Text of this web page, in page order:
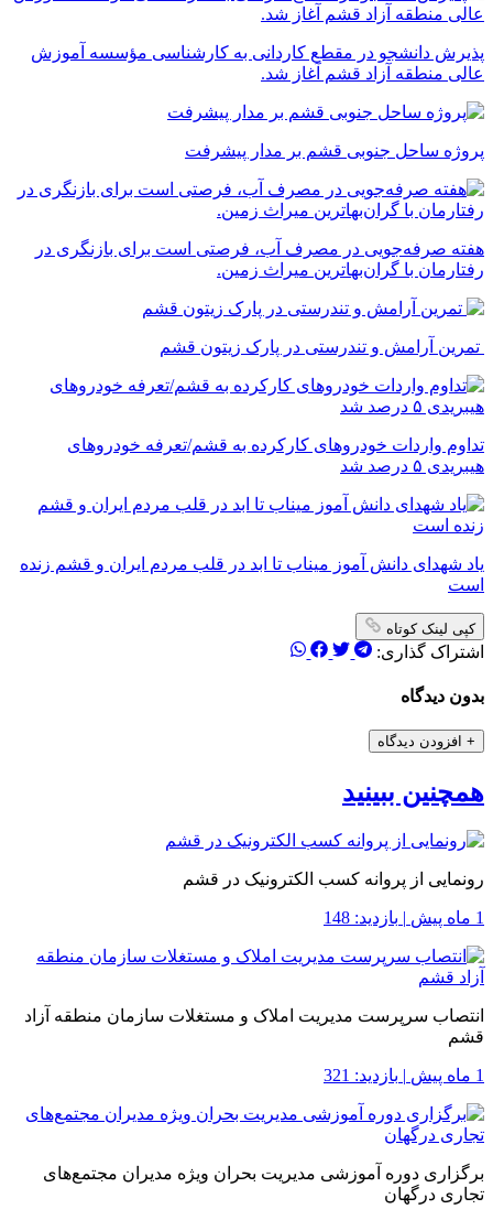
پذیرش دانشجو در مقطع کاردانی به کارشناسی مؤسسه آموزش
عالی منطقه آزاد قشم آغاز شد.
پروژه ساحل جنوبی قشم بر مدار پیشرفت
‌هفته صرفه‌جویی در مصرف آب، فرصتی است برای بازنگری در
رفتارمان با گران‌بهاترین میراث زمین.
تمرین آرامش و تندرستی در پارک زیتون قشم
تداوم واردات خودروهای کارکرده به قشم/تعرفه خودروهای
هیبریدی ۵ درصد شد
یاد شهدای دانش آموز میناب تا ابد در قلب مردم ایران و قشم زنده
است
کپی لینک کوتاه
اشتراک گذاری:
بدون دیدگاه
+ افزودن دیدگاه
همچنین ببینید
رونمایی از پروانه کسب الکترونیک در قشم
1 ماه پیش | بازدید: 148
انتصاب سرپرست مدیریت املاک و مستغلات سازمان منطقه آزاد
قشم
1 ماه پیش | بازدید: 321
برگزاری دوره آموزشی مدیریت بحران ویژه مدیران مجتمع‌های
تجاری درگهان